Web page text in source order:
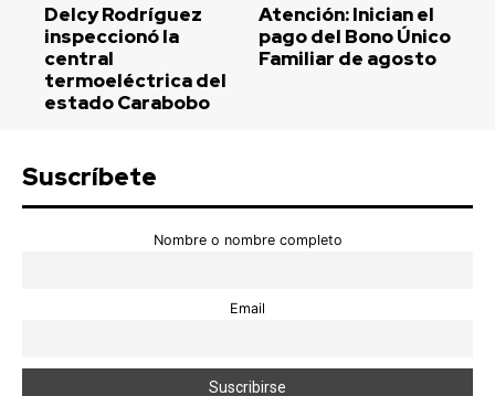
Delcy Rodríguez
inspeccionó la
central
termoeléctrica del
estado Carabobo
Atención: Inician el
pago del Bono Único
Familiar de agosto
Suscríbete
Nombre o nombre completo
Email